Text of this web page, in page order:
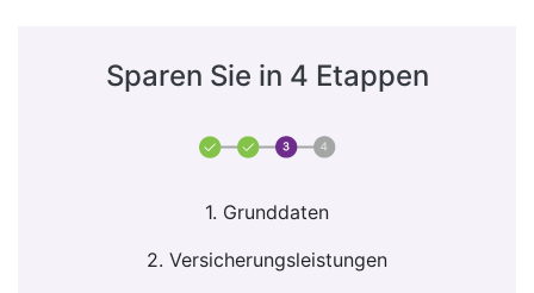
Sparen Sie in 4 Etappen
1. Grunddaten
2. Versicherungsleistungen